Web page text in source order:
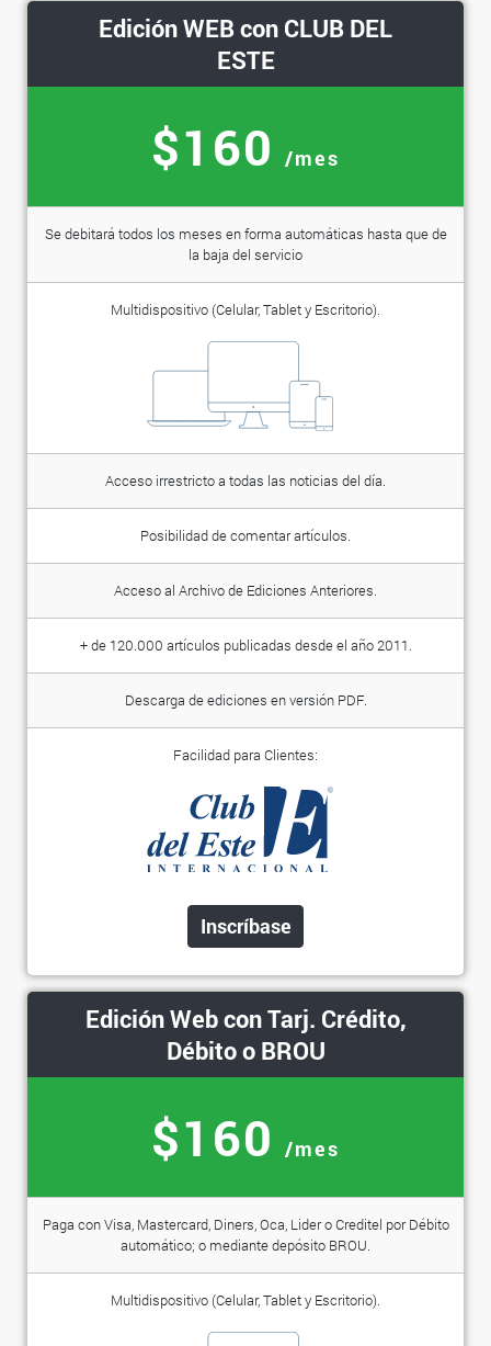
Edición WEB con CLUB DEL
ESTE
$160 /mes
Se debitará todos los meses en forma automáticas hasta que de
la baja del servicio
Multidispositivo (Celular, Tablet y Escritorio).
Acceso irrestricto a todas las noticias del día.
Posibilidad de comentar artículos.
Acceso al Archivo de Ediciones Anteriores.
+ de 120.000 artículos publicadas desde el año 2011.
Descarga de ediciones en versión PDF.
Facilidad para Clientes:
Inscríbase
Edición Web con Tarj. Crédito,
Débito o BROU
$160 /mes
Paga con Visa, Mastercard, Diners, Oca, Lider o Creditel por Débito
automático; o mediante depósito BROU.
Multidispositivo (Celular, Tablet y Escritorio).